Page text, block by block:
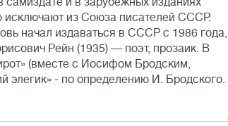
исключают из Союза писателей СССР.
начал издаваться в СССР с 1986 года,
Рейн (1935) — поэт, прозаик. В
(вместе с Иосифом Бродским,
- по определению И. Бродского.